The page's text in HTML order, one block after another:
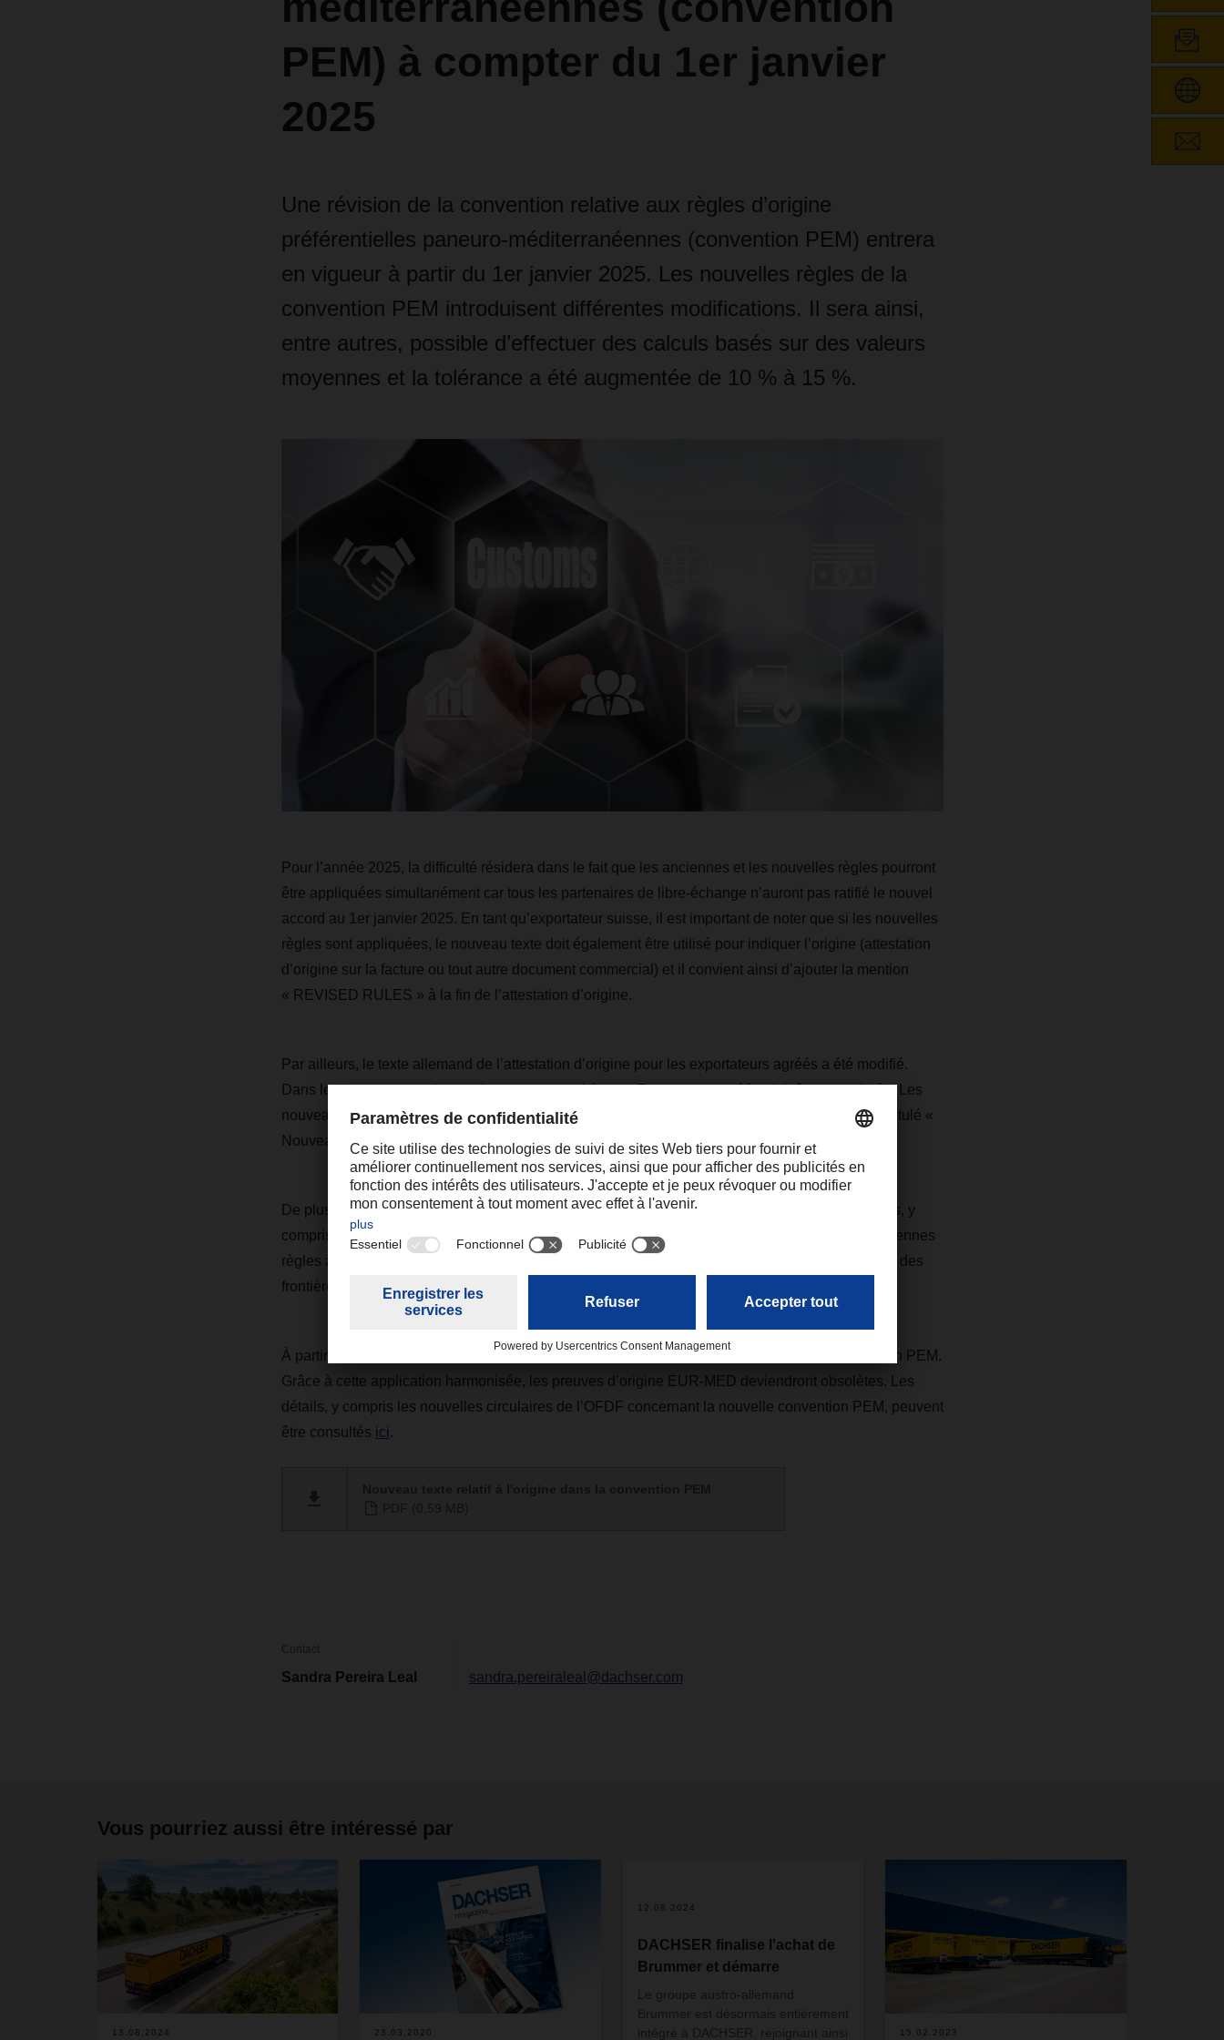
PEM) à compter du 1er janvier
2025
Une révision de la convention relative aux règles d’origine
préférentielles paneuro-méditerranéennes (convention PEM) entrera
en vigueur à partir du 1er janvier 2025. Les nouvelles règles de la
convention PEM introduisent différentes modifications. Il sera ainsi,
entre autres, possible d’effectuer des calculs basés sur des valeurs
moyennes et la tolérance a été augmentée de 10 % à 15 %.
Pour l’année 2025, la difficulté résidera dans le fait que les anciennes et les nouvelles règles pourront
être appliquées simultanément car tous les partenaires de libre-échange n’auront pas ratifié le nouvel
accord au 1er janvier 2025. En tant qu’exportateur suisse, il est important de noter que si les nouvelles
règles sont appliquées, le nouveau texte doit également être utilisé pour indiquer l’origine (attestation
d’origine sur la facture ou tout autre document commercial) et il convient ainsi d’ajouter la mention
« REVISED RULES » à la fin de l’attestation d’origine.
Par ailleurs, le texte allemand de l’attestation d’origine pour les exportateurs agréés a été modifié.
Dans le nouveau texte, la mention entre parenthèses « Exportateur agréé » doit être supprimée. Les
nouveaux textes des attestations d’origine figurent au point 2.3 dans le document ci-dessous intitulé «
Nouveau texte relatif à l'origine dans la convention PEM ».
De plus, le document ci-dessous contient les anciennes et les nouvelles dispositions transitoires, y
compris des indications sur les partenaires commerciaux qui appliqueront les nouvelles ou anciennes
règles à partir du 1er janvier 2025 (informations de l’Office fédéral de la douane et de la sécurité des
frontières du 16 décembre 2024).
À partir du 1er janvier 2026, tous les pays partenaires devraient appliquer la nouvelle convention PEM.
Grâce à cette application harmonisée, les preuves d’origine EUR-MED deviendront obsolètes. Les
détails, y compris les nouvelles circulaires de l’OFDF concernant la nouvelle convention PEM, peuvent
être consultés ici .
Contact
Sandra Pereira Leal sandra.pereiraleal@dachser.com
Vous pourriez aussi être intéressé par
13.08.2024 23.03.2020
12.08.2024
DACHSER finalise l'achat de
Brummer et démarre
Le groupe austro-allemand
Brummer est désormais entièrement
intégré à DACHSER, rejoignant ainsi
15.02.2023